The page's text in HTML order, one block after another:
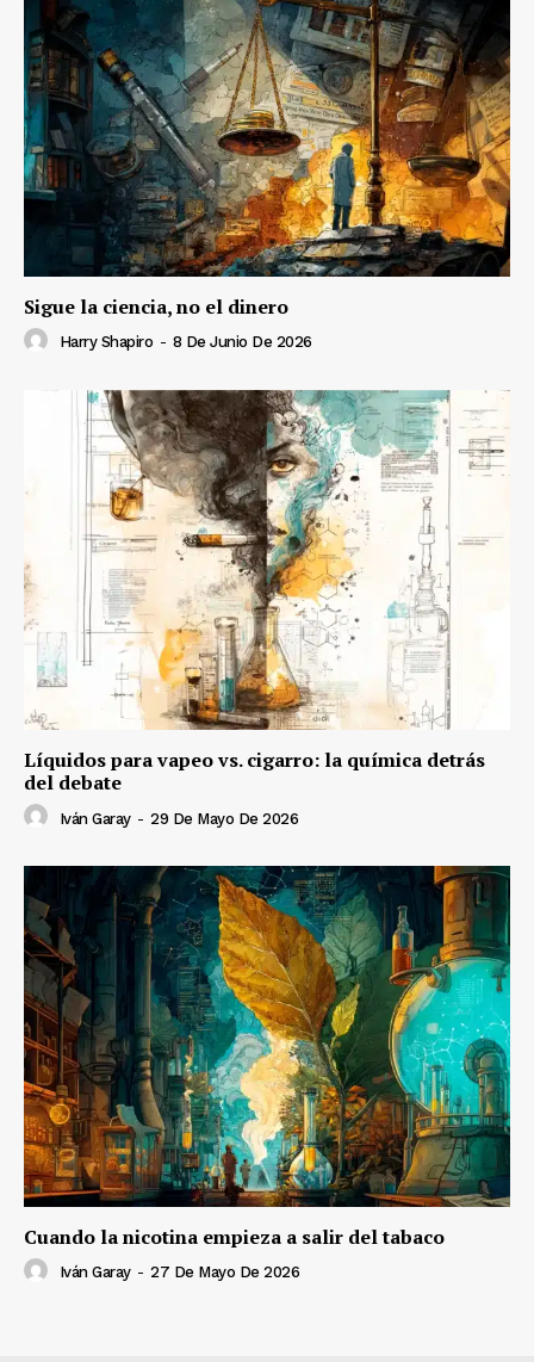
Sigue la ciencia, no el dinero
Harry Shapiro - 8 De Junio De 2026
Líquidos para vapeo vs. cigarro: la química detrás
del debate
Iván Garay - 29 De Mayo De 2026
Cuando la nicotina empieza a salir del tabaco
Iván Garay - 27 De Mayo De 2026